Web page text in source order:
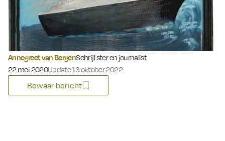
Annegreet van BergenSchrijfster en journalist
Gepubliceerd op:
22 mei 2020Update 13 oktober 2022
Bewaar bericht